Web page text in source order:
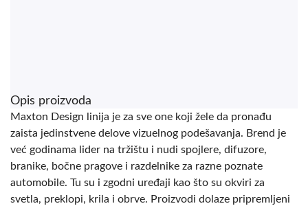
Opis proizvoda
Maxton Design linija je za sve one koji žele da pronađu
zaista jedinstvene delove vizuelnog podešavanja. Brend je
već godinama lider na tržištu i nudi spojlere, difuzore,
branike, bočne pragove i razdelnike za razne poznate
automobile. Tu su i zgodni uređaji kao što su okviri za
svetla, preklopi, krila i obrve. Proizvodi dolaze pripremljeni